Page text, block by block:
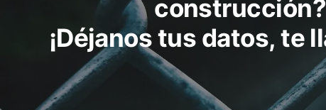
construcción?
¡Déjanos tus datos, te